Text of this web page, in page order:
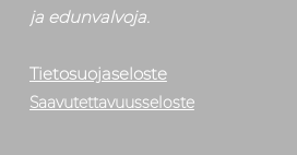
ja edunvalvoja.
Tietosuojaseloste
Saavutettavuusseloste